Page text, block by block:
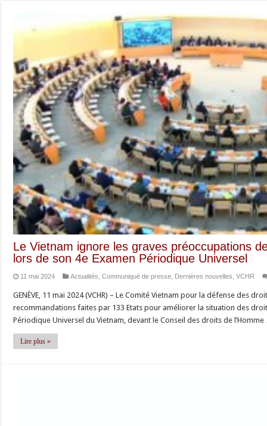
Le Vietnam ignore les graves préoccupations
lors de son 4e Examen Périodique Universel
11 mai 2024 Actualités ,Communiqué de presse Dernières nouvelles ,VCHR
GENÈVE, 11 mai 2024 (VCHR) – Le Comité Vietnam pour la défense des
recommandations faites par 133 Etats pour améliorer la situation des
Périodique Universel du Vietnam, devant le Conseil des droits de
Lire plus »